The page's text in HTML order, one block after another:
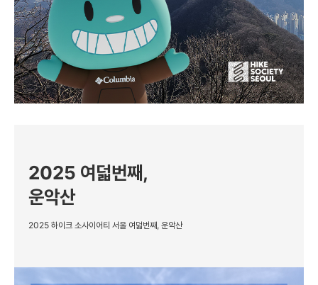
2025 여덟번째,
운악산
2025 하이크 소사이어티 서울 여덟번째, 운악산